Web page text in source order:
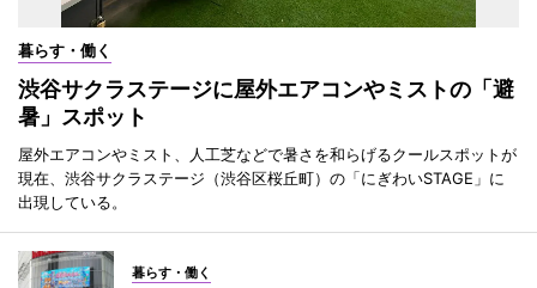
暮らす・働く
渋谷サクラステージに屋外エアコンやミストの「避
暑」スポット
屋外エアコンやミスト、人工芝などで暑さを和らげるクールスポットが
現在、渋谷サクラステージ（渋谷区桜丘町）の「にぎわいSTAGE」に
出現している。
暮らす・働く